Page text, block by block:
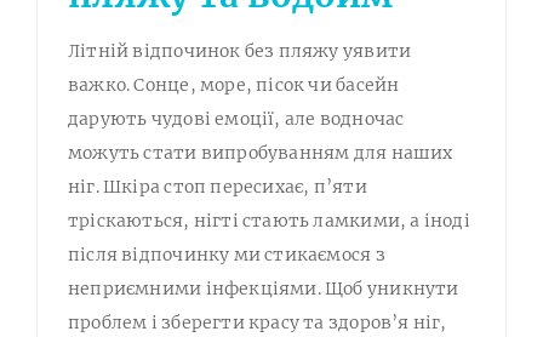
Літній відпочинок без пляжу уявити
важко. Сонце, море, пісок чи басейн
дарують чудові емоції, але водночас
можуть стати випробуванням для наших
ніг. Шкіра стоп пересихає, п’яти
тріскаються, нігті стають ламкими, а іноді
після відпочинку ми стикаємося з
неприємними інфекціями. Щоб уникнути
проблем і зберегти красу та здоров’я ніг,